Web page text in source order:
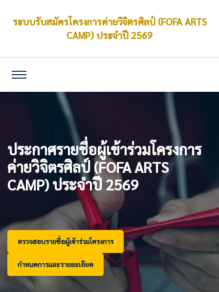
ระบบรับสมัครโครงการค่ายวิจิตรศิลป์ (FOFA ARTS
CAMP) ประจำปี 2569
ประกาศรายชื่อผู้เข้าร่วมโครงการ
ค่ายวิจิตรศิลป์ (FOFA ARTS
CAMP) ประจำปี 2569
ตรวจสอบรายชื่อผู้เข้าร่วมโครงการ
กำหนดการและรายละเอียด
ประกาศรายชื่อผู้เข้าร่วมโครงการ
ค่ายวิจิตรศิลป์ (FOFA ARTS
CAMP) ประจำปี 2569
ตรวจสอบรายชื่อผู้เข้าร่วมโครงการ
กำหนดการและรายละเอียด
ประกาศรายชื่อผู้เข้าร่วมโครงการ
ค่ายวิจิตรศิลป์ (FOFA ARTS
CAMP) ประจำปี 2569
ตรวจสอบรายชื่อผู้เข้าร่วมโครงการ
กำหนดการและรายละเอียด
ประกาศรายชื่อผู้เข้าร่วมโครงการ
ค่ายวิจิตรศิลป์ (FOFA ARTS
CAMP) ประจำปี 2569
ตรวจสอบรายชื่อผู้เข้าร่วมโครงการ
กำหนดการและรายละเอียด
ประกาศรายชื่อผู้เข้าร่วมโครงการ
ค่ายวิจิตรศิลป์ (FOFA ARTS
CAMP) ประจำปี 2569
ตรวจสอบรายชื่อผู้เข้าร่วมโครงการ
กำหนดการและรายละเอียด
ประกาศรายชื่อผู้เข้าร่วมโครงการ
ค่ายวิจิตรศิลป์ (FOFA ARTS
CAMP) ประจำปี 2569
ตรวจสอบรายชื่อผู้เข้าร่วมโครงการ
กำหนดการและรายละเอียด
ประกาศรายชื่อผู้เข้าร่วมโครงการ
ค่ายวิจิตรศิลป์ (FOFA ARTS
CAMP) ประจำปี 2569
ตรวจสอบรายชื่อผู้เข้าร่วมโครงการ
กำหนดการและรายละเอียด
ประกาศรายชื่อผู้เข้าร่วมโครงการ
ค่ายวิจิตรศิลป์ (FOFA ARTS
CAMP) ประจำปี 2569
ตรวจสอบรายชื่อผู้เข้าร่วมโครงการ
กำหนดการและรายละเอียด
ประกาศรายชื่อผู้เข้าร่วมโครงการ
ค่ายวิจิตรศิลป์ (FOFA ARTS
CAMP) ประจำปี 2569
ตรวจสอบรายชื่อผู้เข้าร่วมโครงการ
กำหนดการและรายละเอียด